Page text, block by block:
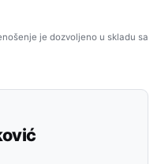
je dozvoljeno u skladu sa